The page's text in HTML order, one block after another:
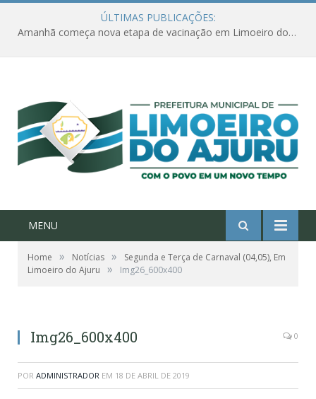
ÚLTIMAS PUBLICAÇÕES:
Amanhã começa nova etapa de vacinação em Limoeiro do Ajuru para idosos com 65 ou mais
MENU
Home » Notícias »
Segunda e Terça de Carnaval (04,05), Em
Limoeiro do Ajuru
» Img26_600x400
Img26_600x400 0
POR ADMINISTRADOR EM 18 DE ABRIL DE 2019